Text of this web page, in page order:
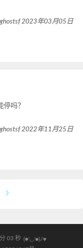
ghostsf 2023年03月05日
吗？
ghostsf 2022年11月25日
03 秒 (●'◡'●)ﾉ♥